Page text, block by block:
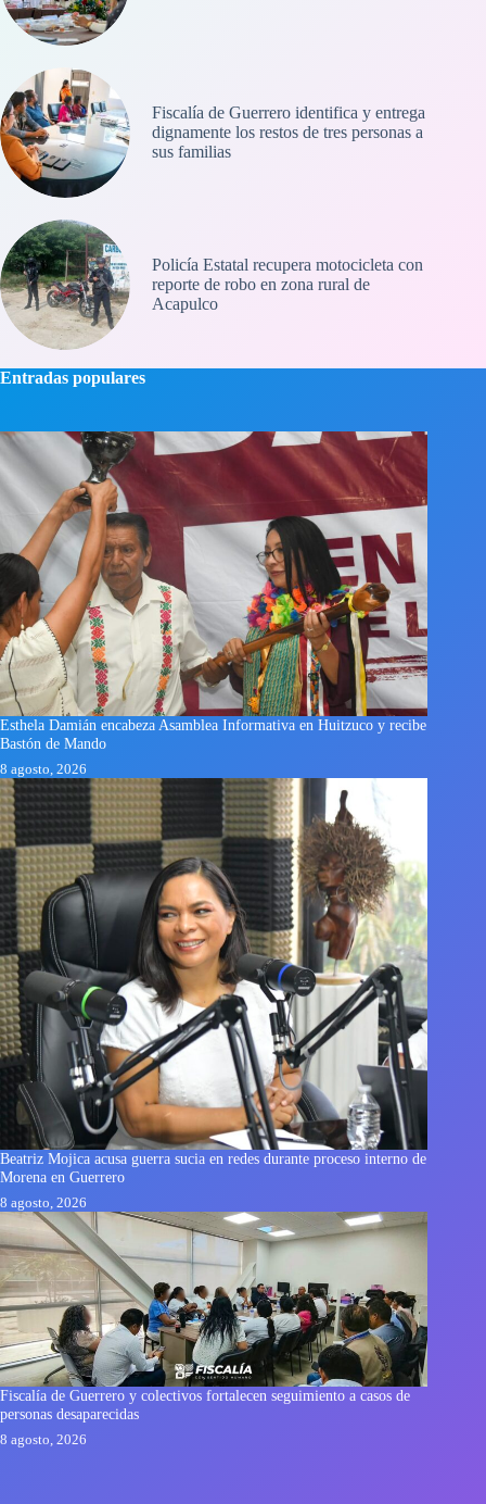
Fiscalía de Guerrero identifica y entrega
dignamente los restos de tres personas a
sus familias
Policía Estatal recupera motocicleta con
reporte de robo en zona rural de
Acapulco
Entradas populares
Esthela Damián encabeza Asamblea Informativa en Huitzuco y recibe
Bastón de Mando
8 agosto, 2026
Beatriz Mojica acusa guerra sucia en redes durante proceso interno de
Morena en Guerrero
8 agosto, 2026
Fiscalía de Guerrero y colectivos fortalecen seguimiento a casos de
personas desaparecidas
8 agosto, 2026